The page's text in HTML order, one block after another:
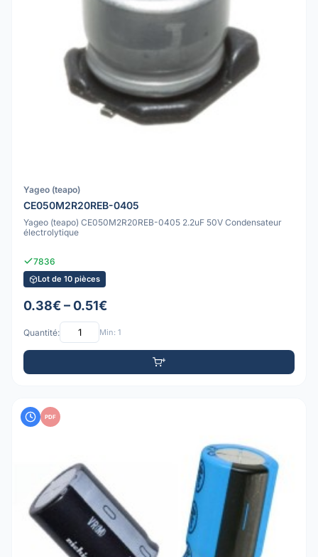
Yageo (teapo)
CE050M2R20REB-0405
Yageo (teapo) CE050M2R20REB-0405 2.2uF 50V Condensateur
électrolytique
7836
Lot de 10 pièces
0.38€ – 0.51€
Quantité: Min: 1
PDF